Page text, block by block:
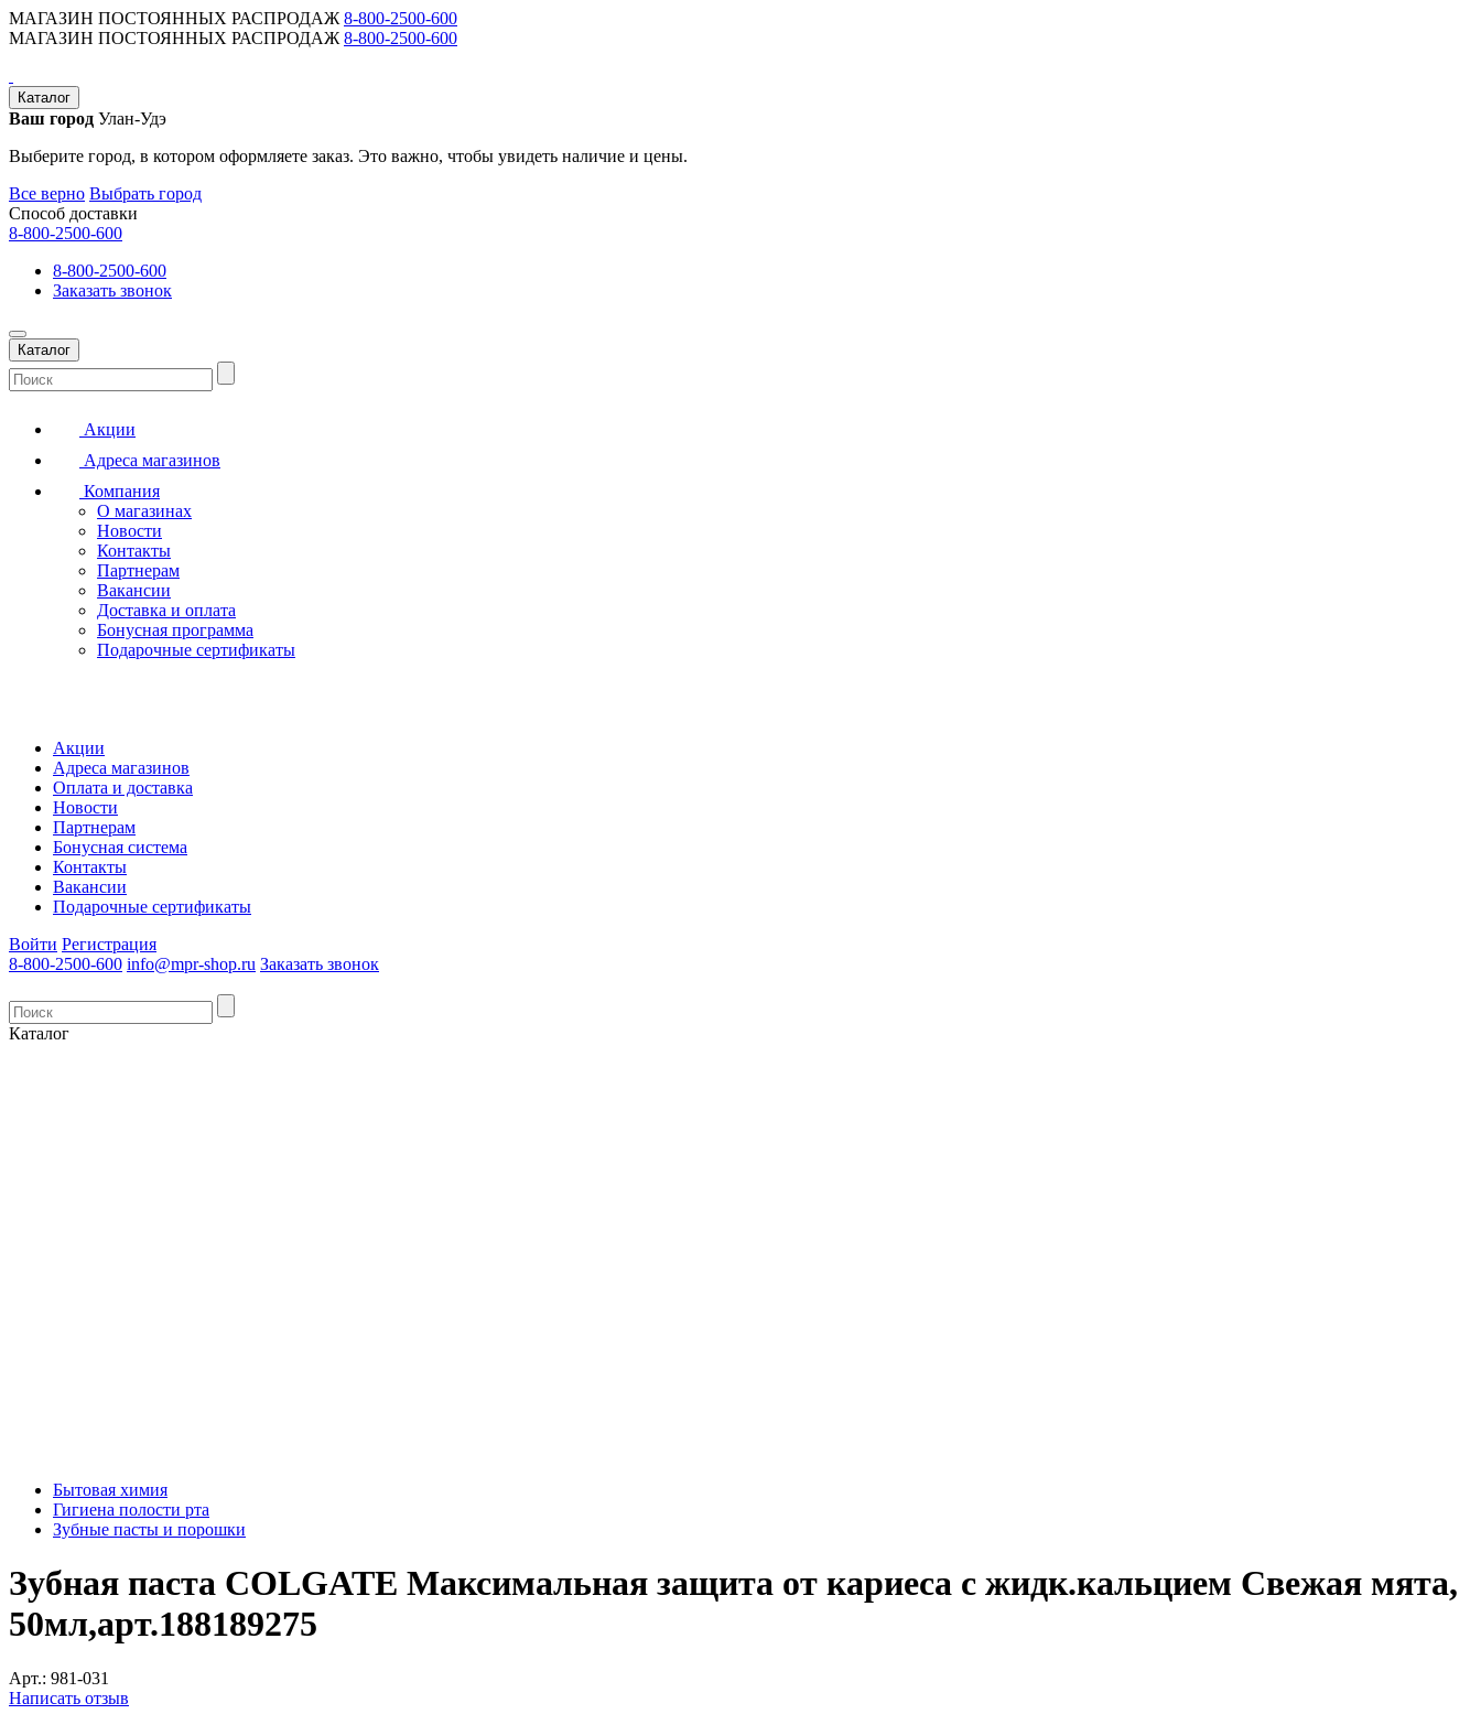
МАГАЗИН ПОСТОЯННЫХ РАСПРОДАЖ 8-800-2500-600
МАГАЗИН ПОСТОЯННЫХ РАСПРОДАЖ 8-800-2500-600
Каталог
Ваш город Улан-Удэ
Выберите город, в котором оформляете заказ. Это важно, чтобы увидеть наличие и цены.
Все верно Выбрать город
Способ доставки
8-800-2500-600
8-800-2500-600
Заказать звонок
Каталог
Акции
Адреса магазинов
Компания
О магазинах
Новости
Контакты
Партнерам
Вакансии
Доставка и оплата
Бонусная программа
Подарочные сертификаты
Акции
Адреса магазинов
Оплата и доставка
Новости
Партнерам
Бонусная система
Контакты
Вакансии
Подарочные сертификаты
Войти Регистрация
8-800-2500-600 info@mpr-shop.ru Заказать звонок
Каталог
Бытовая химия
Гигиена полости рта
Зубные пасты и порошки
Зубная паста COLGATE Максимальная защита от кариеса с жидк.кальцием Свежая мята,
50мл,арт.188189275
Арт.: 981-031
Написать отзыв